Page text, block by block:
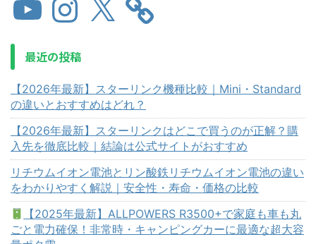
最近の投稿
【2026年最新】スターリンク機種比較｜Mini・Standard
の違いとおすすめはどれ？
【2026年最新】スターリンクはどこで買うのが正解？購
入先を徹底比較｜結論は公式サイトがおすすめ
リチウムイオン電池とリン酸鉄リチウムイオン電池の違い
をわかりやすく解説｜安全性・寿命・価格の比較
【2025年最新】ALLPOWERS R3500+で家庭も車も丸
ごと電力確保！非常時・キャンピングカーに最適な超大容